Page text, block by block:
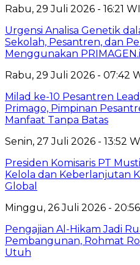
Rabu, 29 Juli 2026 - 16:21
Urgensi Analisa Genetik
Sekolah, Pesantren, dan
Menggunakan
Rabu, 29 Juli 2026 - 07:42
Milad ke-10 Pesantren
Primago, Pimpinan
Manfaat Tanpa Batas
Senin, 27 Juli 2026 - 13:52
Presiden Komisaris PT
Kelola dan Keberlanjutan
Global
Minggu, 26 Juli 2026 -
Pengajian Al-Hikam Jadi
Pembangunan, Rohmat
Utuh